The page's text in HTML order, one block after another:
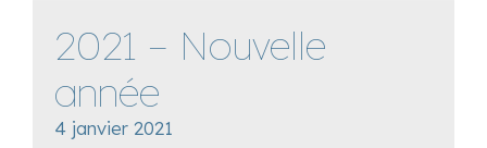
2021 – Nouvelle
année
4 janvier 2021